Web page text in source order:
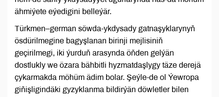
ähmiýete eýedigini belleýär.
Türkmen–german söwda-ykdysady gatnaşyklarynyň
ösdürilmegine bagyşlanan birinji mejlisiniň
geçirilmegi, iki ýurduň arasynda öňden gelýän
dostlukly we özara bähbitli hyzmatdaşlygy täze derejä
çykarmakda möhüm ädim bolar. Şeýle-de ol Ýewropa
giňişligindäki gyzyklanma bildirýän döwletler bilen